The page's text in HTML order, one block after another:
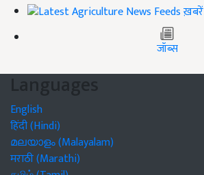
ख़बरें
जॉब्स
Languages
English
हिंदी (Hindi)
മലയാളം (Malayalam)
मराठी (Marathi)